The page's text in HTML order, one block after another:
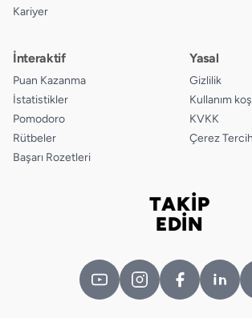
Kariyer
İnteraktif
Puan Kazanma
İstatistikler
Pomodoro
Rütbeler
Başarı Rozetleri
Yasal
Gizlilik
Kullanım
KVKK
Çerez
TAKİP
EDİN